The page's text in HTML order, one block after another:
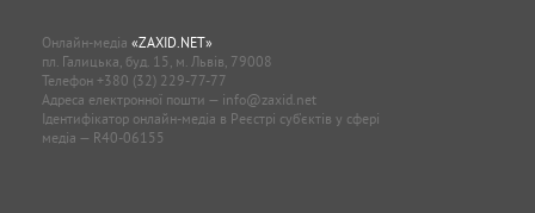
Онлайн-медіа «ZAXID.NET»
пл. Галицька, буд. 15, м. Львів, 79008
Телефон +380 (32) 229-77-77
Адреса електронної пошти — info@zaxid.net
Ідентифікатор онлайн-медіа в Реєстрі суб'єктів у сфері
медіа — R40-06155